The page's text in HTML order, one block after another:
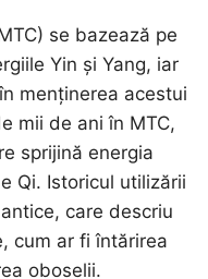
se bazează pe
Yin și Yang, iar
menținerea acestui
mii de ani în MTC,
sprijină energia
Qi. Istoricul utilizării
care descriu
cum ar fi întărirea
oboselii.